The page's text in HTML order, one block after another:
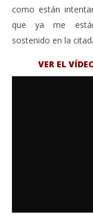
como están
que ya me están
sostenido en la
VER EL